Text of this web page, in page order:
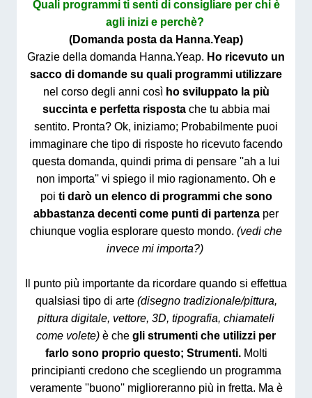
Quali programmi ti senti di consigliare per chi è
agli inizi e perchè?
(Domanda posta da Hanna.Yeap)
Grazie della domanda Hanna.Yeap. Ho ricevuto un
sacco di domande su quali programmi utilizzare
nel corso degli anni così ho sviluppato la più
succinta e perfetta rispostache tu abbia mai
sentito. Pronta? Ok, iniziamo; Probabilmente puoi
immaginare che tipo di risposte ho ricevuto facendo
questa domanda, quindi prima di pensare ''ah a lui
non importa'' vi spiego il mio ragionamento. Oh e
poi ti darò un elenco di programmi che sono
abbastanza decenti come punti di partenza per
chiunque voglia esplorare questo mondo. (vedi che
invece mi importa?)
Il punto più importante da ricordare quando si effettua
qualsiasi tipo di arte (disegno tradizionale/pittura,
pittura digitale, vettore, 3D, tipografia, chiamateli
come volete) è che gli strumenti che utilizzi per
farlo sono proprio questo; Strumenti. Molti
principianti credono che scegliendo un programma
veramente ''buono'' miglioreranno più in fretta. Ma è